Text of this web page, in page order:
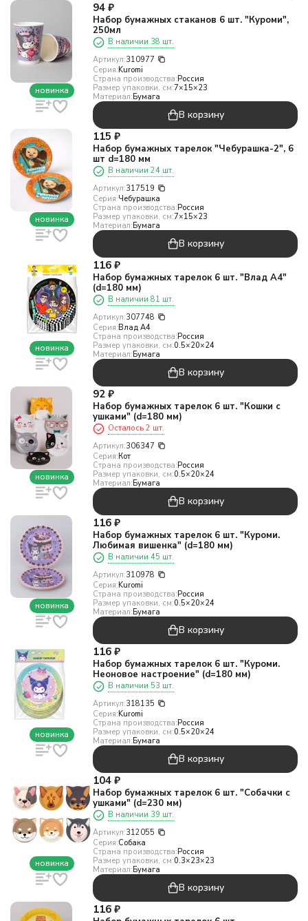
новинка
94 ₽
Набор бумажных стаканов 6 шт. "Куроми",
250мл
В наличии 38 шт.
Артикул:310977
Серия:Kuromi
Страна производства:Россия
Размер упаковки, см:7×15×23
Материал:Бумага
В корзину
новинка
115 ₽
Набор бумажных тарелок "Чебурашка-2", 6
шт d=180 мм
В наличии 24 шт.
Артикул:317519
Серия:Чебурашка
Страна производства:Россия
Размер упаковки, см:7×15×23
Материал:Бумага
В корзину
новинка
116 ₽
Набор бумажных тарелок 6 шт. "Влад А4"
(d=180 мм)
В наличии 81 шт.
Артикул:307748
Серия:Влад А4
Страна производства:Россия
Размер упаковки, см:0.5×20×24
Материал:Бумага
В корзину
новинка
92 ₽
Набор бумажных тарелок 6 шт. "Кошки с
ушками" (d=180 мм)
Осталось 2 шт.
Артикул:306347
Серия:Кот
Страна производства:Россия
Размер упаковки, см:0.5×20×24
Материал:Бумага
В корзину
новинка
116 ₽
Набор бумажных тарелок 6 шт. "Куроми.
Любимая вишенка" (d=180 мм)
В наличии 45 шт.
Артикул:310978
Серия:Kuromi
Страна производства:Россия
Размер упаковки, см:0.5×20×24
Материал:Бумага
В корзину
новинка
116 ₽
Набор бумажных тарелок 6 шт. "Куроми.
Неоновое настроение" (d=180 мм)
В наличии 53 шт.
Артикул:318135
Серия:Kuromi
Страна производства:Россия
Размер упаковки, см:0.5×20×24
Материал:Бумага
В корзину
новинка
104 ₽
Набор бумажных тарелок 6 шт. "Собачки с
ушками" (d=230 мм)
В наличии 39 шт.
Артикул:312055
Серия:Собака
Страна производства:Россия
Размер упаковки, см:0.3×23×23
Материал:Бумага
В корзину
116 ₽